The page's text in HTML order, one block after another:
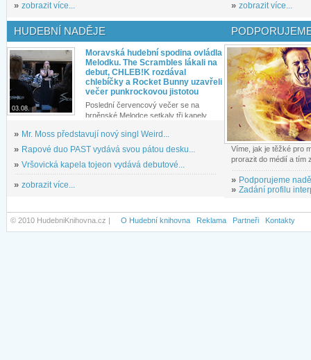
» zobrazit více... » zobrazit více...
HUDEBNÍ NADĚJE
03.08.
Moravská hudební spodina ovládla
Melodku. The Scrambles lákali na
debut, CHLEB!K rozdával
chlebíčky a Rocket Bunny uzavřeli
večer punkrockovou jistotou
Poslední červencový večer se na
brněnské Melodce setkaly tři kapely...
» Mr. Moss představují nový singl Weird...
» Rapové duo PAST vydává svou pátou desku...
» Vršovická kapela tojeon vydává debutové...
» zobrazit více...
Víme, jak je těžké pro
prorazit do médií a tím
» Podporujeme
» Zadání profilu
© 2010 HudebniKnihovna.cz | O Hudební knihovna Reklama Partneři Kontakty